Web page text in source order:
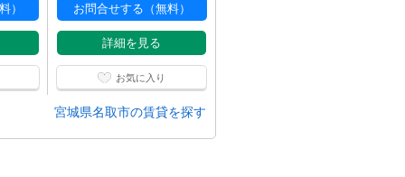
） お問合せする（無料）
詳細を見る
お気に入り
宮城県名取市の賃貸を探す